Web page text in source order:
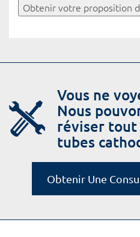
Obtenir votre proposition
Vous ne
Nous
réviser tout
tubes
Obtenir Une